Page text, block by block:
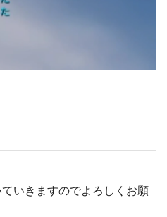
いきますのでよろしくお願